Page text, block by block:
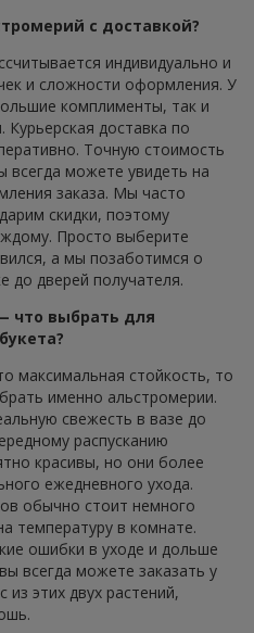
с доставкой?
индивидуально и
и сложности оформления. У
комплименты, так и
доставка по
Точную стоимость
всегда можете увидеть на
заказа. Мы часто
скидки, поэтому
Просто выберите
а мы позаботимся о
до дверей получателя.
что выбрать для
максимальная стойкость, то
именно альстромерии.
свежесть в вазе до
распусканию
красивы, но они более
ежедневного ухода.
обычно стоит немного
температуру в комнате.
ошибки в уходе и дольше
всегда можете заказать у
из этих двух растений,